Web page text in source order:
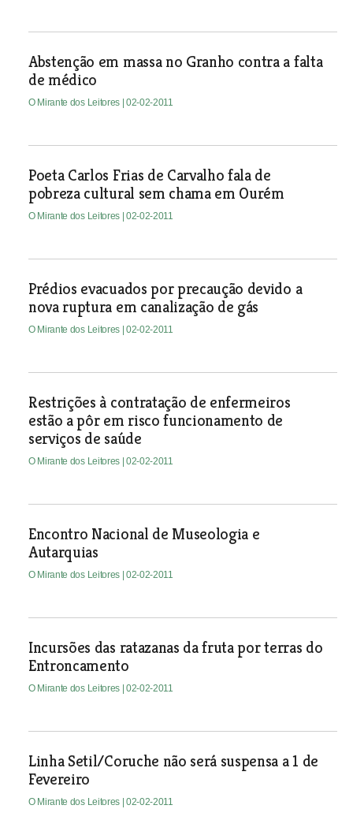
Abstenção em massa no Granho contra a falta
de médico
O Mirante dos Leitores | 02-02-2011
Poeta Carlos Frias de Carvalho fala de
pobreza cultural sem chama em Ourém
O Mirante dos Leitores | 02-02-2011
Prédios evacuados por precaução devido a
nova ruptura em canalização de gás
O Mirante dos Leitores | 02-02-2011
Restrições à contratação de enfermeiros
estão a pôr em risco funcionamento de
serviços de saúde
O Mirante dos Leitores | 02-02-2011
Encontro Nacional de Museologia e
Autarquias
O Mirante dos Leitores | 02-02-2011
Incursões das ratazanas da fruta por terras do
Entroncamento
O Mirante dos Leitores | 02-02-2011
Linha Setil/Coruche não será suspensa a 1 de
Fevereiro
O Mirante dos Leitores | 02-02-2011